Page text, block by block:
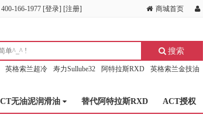
166-1977 [登录] [注册] 商城首页
搜索
英格索兰超冷 寿力Sullube32 阿特拉斯RXD 英格索兰金技油
无油泥润滑油 替代阿特拉斯RXD ACT授权